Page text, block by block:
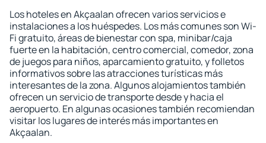
Los hoteles en Akçaalan ofrecen varios servicios e
instalaciones a los huéspedes. Los más comunes son Wi-
Fi gratuito, áreas de bienestar con spa, minibar/caja
fuerte en la habitación, centro comercial, comedor, zona
de juegos para niños, aparcamiento gratuito, y folletos
informativos sobre las atracciones turísticas más
interesantes de la zona. Algunos alojamientos también
ofrecen un servicio de transporte desde y hacia el
aeropuerto. En algunas ocasiones también recomiendan
visitar los lugares de interés más importantes en
Akçaalan.